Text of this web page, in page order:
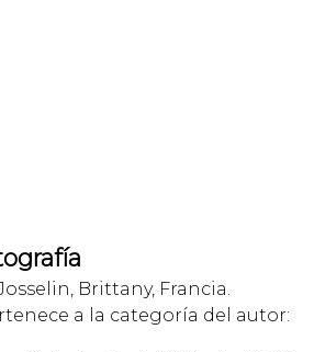
Brittany, Francia.
a la categoría del autor: